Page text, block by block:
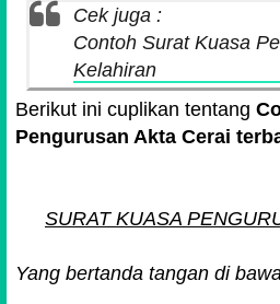
Cek juga :
Contoh Surat Kuasa
Kelahiran
Berikut ini cuplikan tentang
Pengurusan Akta Cerai
SURAT KUASA
Yang bertanda tangan di